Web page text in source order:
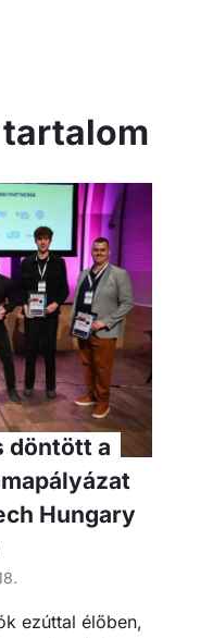
döntött a
Hungary
ezúttal élőben,